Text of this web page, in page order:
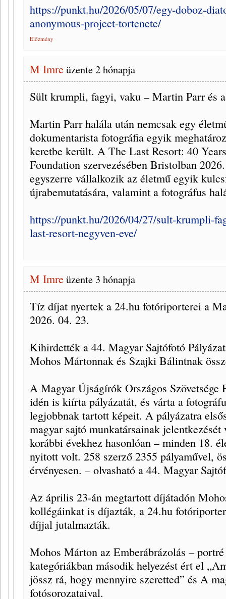
https://punkt.hu/2026/05/07/egy-doboz-
anonymous-project-tortenete/
Előzmény
M Imreüzente2 hónapja
Sült krumpli, fagyi, vaku – Martin Parr és
Martin Parr halála után nemcsak egy
dokumentarista fotográfia egyik
keretbe került. A The Last Resort: 40
Foundation szervezésében Bristolban
egyszerre vállalkozik az életmű egyik
újrabemutatására, valamint a fotográfus
https://punkt.hu/2026/04/27/sult-krumpli-
last-resort-negyven-eve/
M Imreüzente 3 hónapja
Tíz díjat nyertek a 24.hu fotóriporterei a
2026. 04. 23.
Kihirdették a 44. Magyar Sajtófotó
Mohos Mártonnak és Szajki Bálintnak
A Magyar Újságírók Országos Szövetsége
idén is kiírta pályázatát, és várta a
legjobbnak tartott képeit. A pályázatra
magyar sajtó munkatársainak
korábbi évekhez hasonlóan – minden 18.
nyitott volt. 258 szerző 2355 pályaművel,
érvényesen. – olvasható a 44. Magyar
Az április 23-án megtartott díjátadón
kollégáinkat is díjazták, a 24.hu
díjjal jutalmazták.
Mohos Márton az Emberábrázolás –
kategóriákban második helyezést ért el
jössz rá, hogy mennyire szeretted” és A
fotósorozataival.